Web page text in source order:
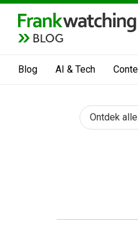
BLOG
Blog AI & Tech
Ontdek